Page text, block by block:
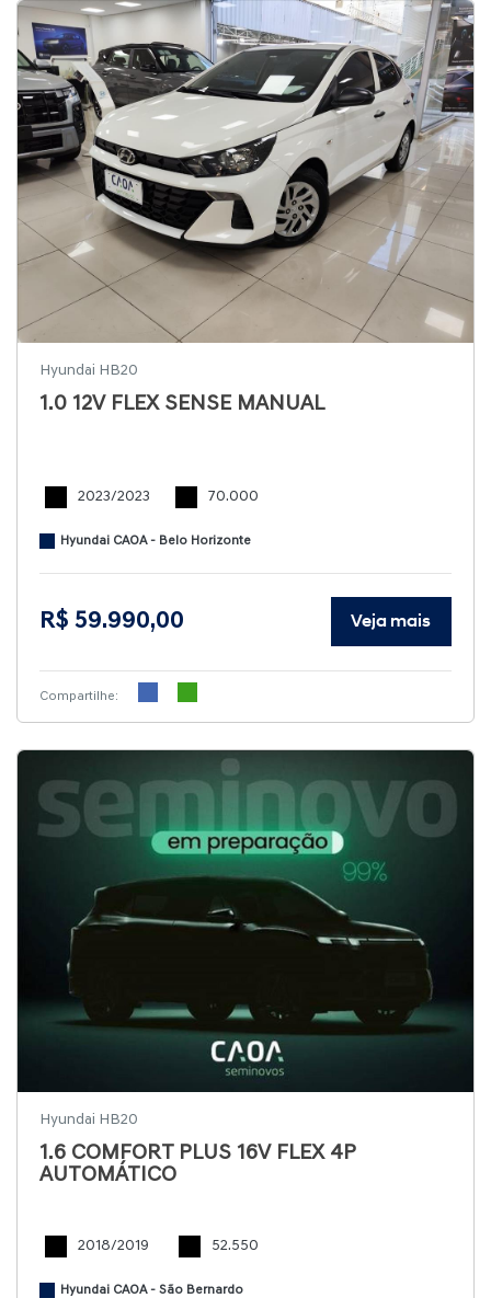
Hyundai HB20
1.0 12V FLEX SENSE MANUAL
2023/2023 70.000
Hyundai CAOA - Belo Horizonte
R$ 59.990,00 Veja mais
Compartilhe:
Hyundai HB20
1.6 COMFORT PLUS 16V FLEX 4P
AUTOMÁTICO
2018/2019 52.550
Hyundai CAOA - São Bernardo